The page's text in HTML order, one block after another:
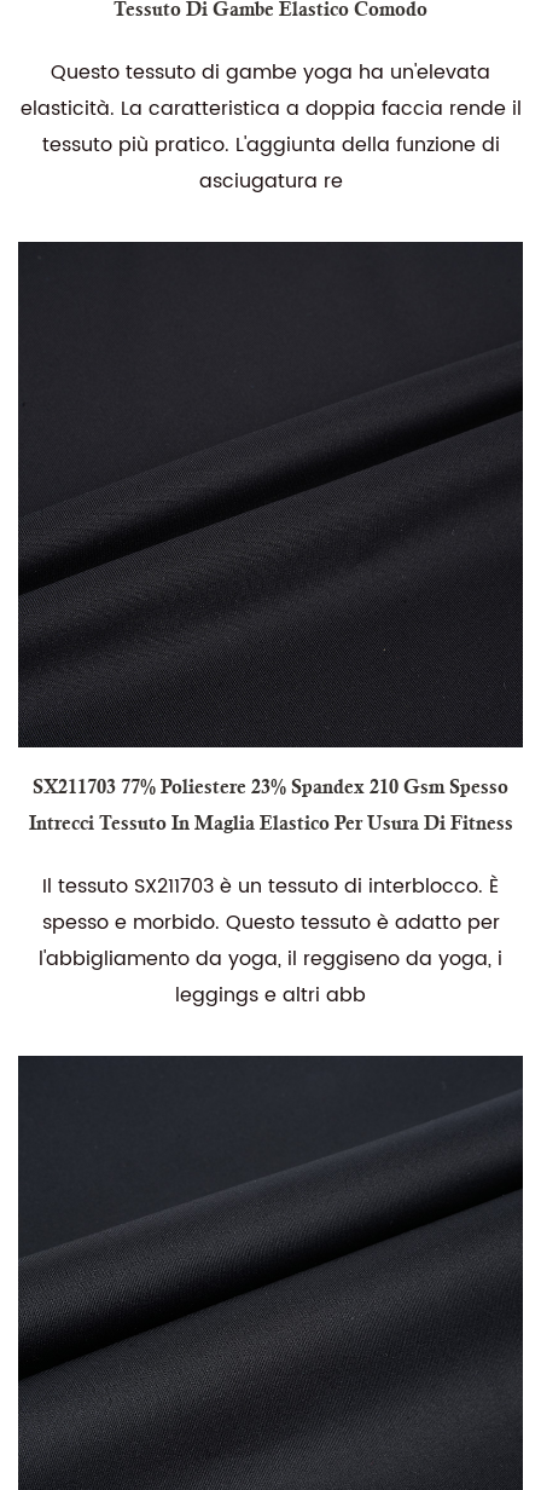
Tessuto Di Gambe Elastico Comodo
Questo tessuto di gambe yoga ha un'elevata
elasticità. La caratteristica a doppia faccia rende il
tessuto più pratico. L'aggiunta della funzione di
asciugatura re
SX211703 77% Poliestere 23% Spandex 210 Gsm Spesso
Intrecci Tessuto In Maglia Elastico Per Usura Di Fitness
Il tessuto SX211703 è un tessuto di interblocco. È
spesso e morbido. Questo tessuto è adatto per
l'abbigliamento da yoga, il reggiseno da yoga, i
leggings e altri abb